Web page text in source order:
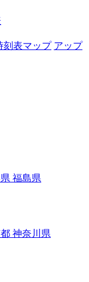
刻表マップ アップ
福島県
神奈川県